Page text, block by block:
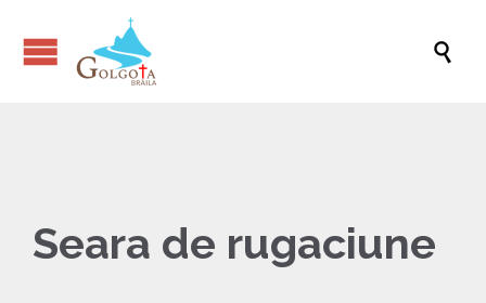

Seara de rugaciune